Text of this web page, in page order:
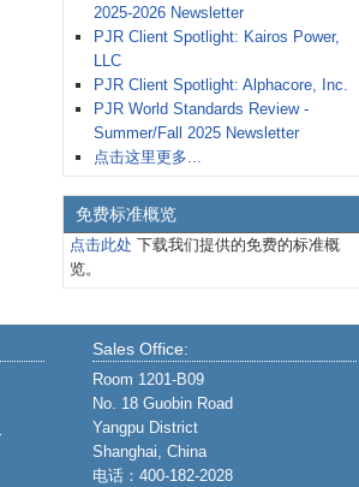
2025-2026 Newsletter
PJR Client Spotlight: Kairos Power,
LLC
PJR Client Spotlight: Alphacore, Inc.
PJR World Standards Review -
Summer/Fall 2025 Newsletter
点击这里更多...
免费标准概览
点击此处 下载我们提供的免费的标准概
览。
Sales Office:
Room 1201-B09
No. 18 Guobin Road
Yangpu District
Shanghai, China
电话：400-182-2028